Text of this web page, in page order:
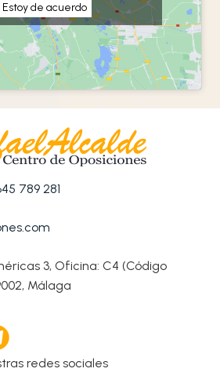
Estoy de acuerdo
789 281
3, Oficina: C4 (Código
Málaga
redes sociales